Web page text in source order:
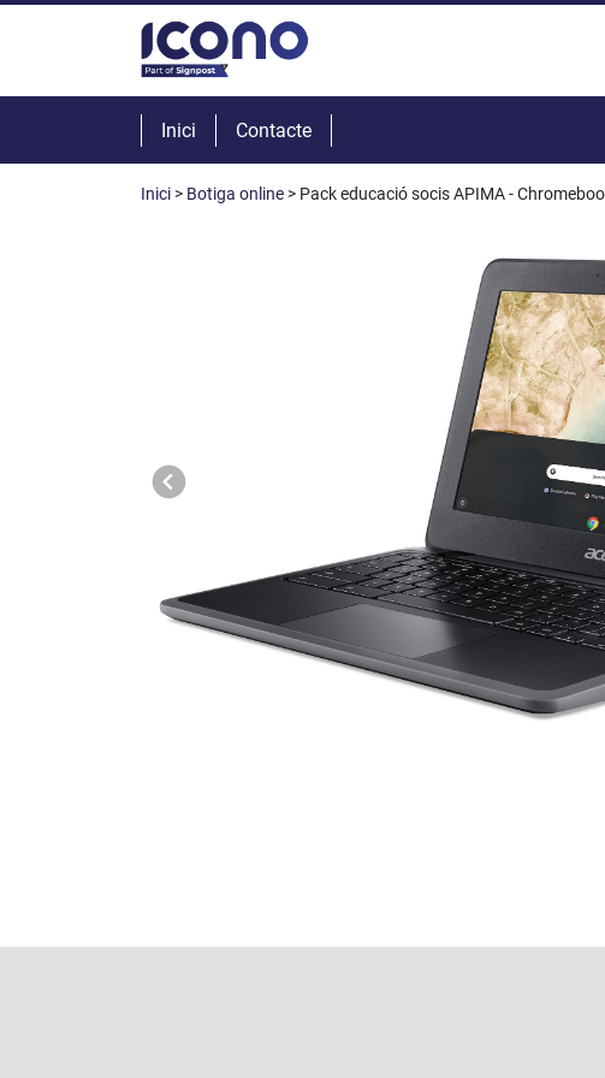
Inici Contacte
Inici > Botiga online > Pack educació socis APIMA -